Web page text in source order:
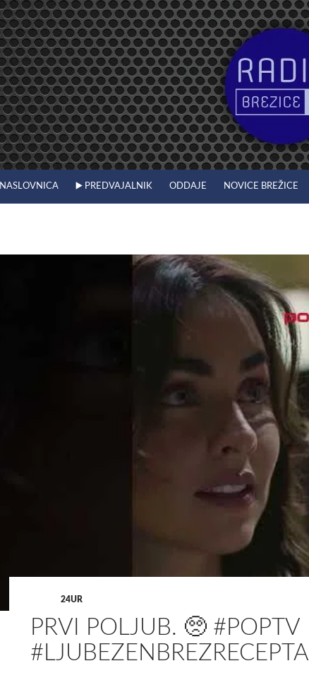
NASLOVNICA ▶️ PREDVAJALNIK ODDAJE NOVICE BREŽICE
24UR
PRVI POLJUB. 🥺 #POPTV
#LJUBEZENBREZRECEPTA